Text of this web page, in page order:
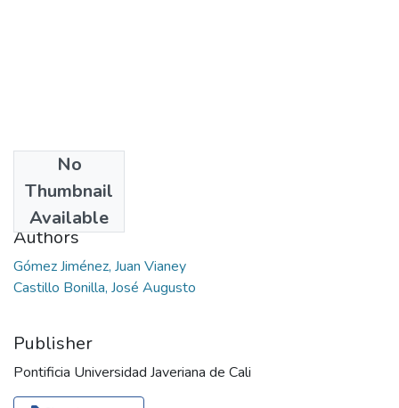
No
Thumbnail
Available
2018
Authors
Gómez Jiménez, Juan Vianey
Castillo Bonilla, José Augusto
Publisher
Pontificia Universidad Javeriana de Cali